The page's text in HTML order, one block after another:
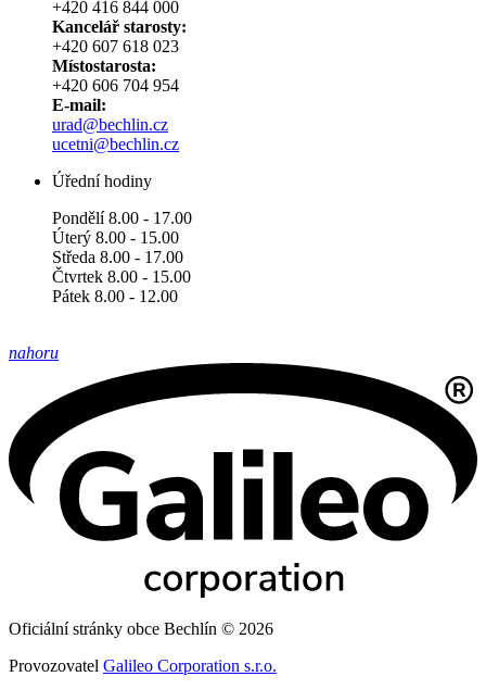
+420 416 844 000
Kancelář starosty:
+420 607 618 023
Místostarosta:
+420 606 704 954
E-mail:
urad@bechlin.cz
ucetni@bechlin.cz
Úřední hodiny
Pondělí 8.00 - 17.00
Úterý 8.00 - 15.00
Středa 8.00 - 17.00
Čtvrtek 8.00 - 15.00
Pátek 8.00 - 12.00
nahoru
Oficiální stránky obce Bechlín © 2026
Provozovatel Galileo Corporation s.r.o.